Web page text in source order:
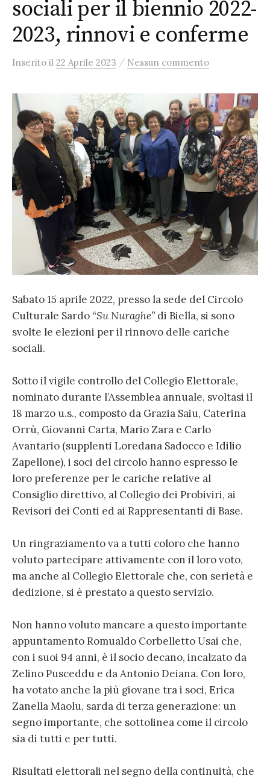
sociali per il biennio 2022-
2023, rinnovi e conferme
Inserito il 22 Aprile 2023 / Nessun commento
Sabato 15 aprile 2022, presso la sede del Circolo
Culturale Sardo “Su Nuraghe” di Biella, si sono
svolte le elezioni per il rinnovo delle cariche
sociali.
Sotto il vigile controllo del Collegio Elettorale,
nominato durante l’Assemblea annuale, svoltasi il
18 marzo u.s., composto da Grazia Saiu, Caterina
Orrù, Giovanni Carta, Mario Zara e Carlo
Avantario (supplenti Loredana Sadocco e Idilio
Zapellone), i soci del circolo hanno espresso le
loro preferenze per le cariche relative al
Consiglio direttivo, al Collegio dei Probiviri, ai
Revisori dei Conti ed ai Rappresentanti di Base.
Un ringraziamento va a tutti coloro che hanno
voluto partecipare attivamente con il loro voto,
ma anche al Collegio Elettorale che, con serietà e
dedizione, si è prestato a questo servizio.
Non hanno voluto mancare a questo importante
appuntamento Romualdo Corbelletto Usai che,
con i suoi 94 anni, è il socio decano, incalzato da
Zelino Pusceddu e da Antonio Deiana. Con loro,
ha votato anche la più giovane tra i soci, Erica
Zanella Maolu, sarda di terza generazione: un
segno importante, che sottolinea come il circolo
sia di tutti e per tutti.
Risultati elettorali nel segno della continuità, che